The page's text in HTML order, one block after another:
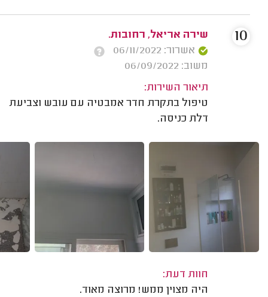
שירה אריאל, רחובות.
אשרור: 06/11/2022
משוב: 06/09/2022
תיאור השירות:
טיפול בתקרת חדר אמבטיה עם עובש וצביעת
דלת כניסה.
חוות דעת:
היה מצוין ממש! מרוצה מאוד.
10